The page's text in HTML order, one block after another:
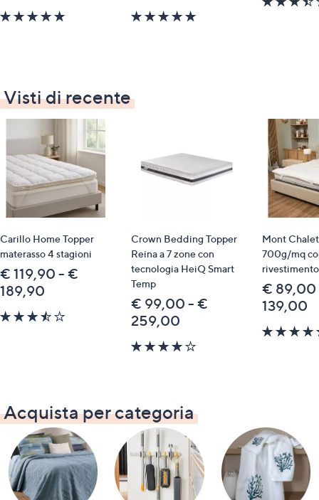
Visti di recente
Carillo Home Topper
materasso 4 stagioni
€ 119,90 - €
189,90
Crown Bedding Topper
Reina a 7 zone con
tecnologia HeiQ Smart
Temp
€ 99,00 - €
259,00
Mont
700g/mq
€ 89,00
139,00
Acquista per categoria